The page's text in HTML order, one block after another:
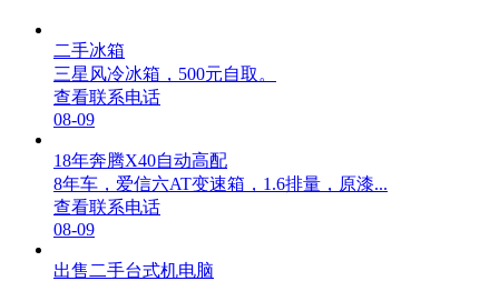
二手冰箱
三星风冷冰箱，500元自取。
查看联系电话
08-09
18年奔腾X40自动高配
8年车，爱信六AT变速箱，1.6排量，原漆...
查看联系电话
08-09
出售二手台式机电脑